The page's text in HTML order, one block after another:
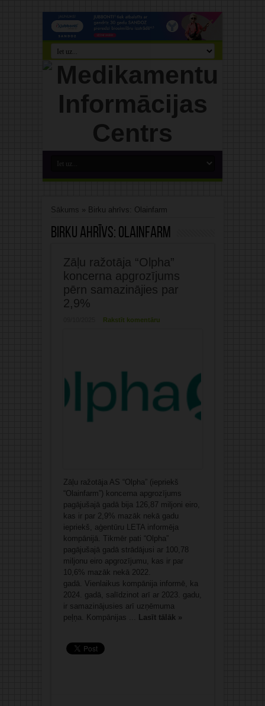
Sākums » Birku ahrīvs: Olainfarm
Birku ahrīvs: Olainfarm
Zāļu ražotāja “Olpha”
koncerna apgrozījums
pērn samazinājies par
2,9%
Rakstīt komentāru
Zāļu ražotāja AS “Olpha” (iepriekš
“Olainfarm”) koncerna apgrozījums
pagājušajā gadā bija 126,87 miljoni eiro,
kas ir par 2,9% mazāk nekā gadu
iepriekš, aģentūru LETA informēja
kompānijā. Tikmēr pati “Olpha”
pagājušajā gadā strādājusi ar 100,78
miljonu eiro apgrozījumu, kas ir par
10,6% mazāk nekā 2022.
gadā. Vienlaikus kompānija informē, ka
2024. gadā, salīdzinot arī ar 2023. gadu,
ir samazinājusies arī uzņēmuma
peļņa. Kompānijas ... Lasīt tālāk »